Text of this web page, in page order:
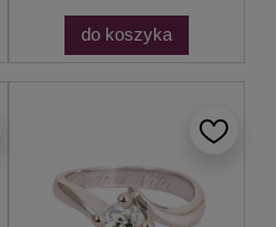
do koszyka